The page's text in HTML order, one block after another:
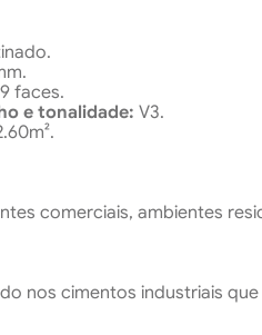
9 faces.
e tonalidade: V3.
comerciais, ambientes
nos cimentos industriais